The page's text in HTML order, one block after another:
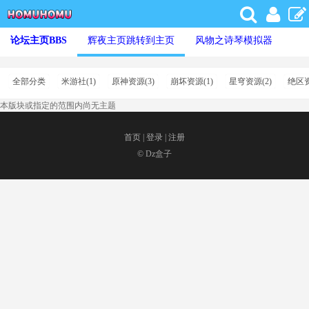
论坛主页BBS 辉夜主页跳转到主页 风物之诗琴模拟器
全部分类 米游社(1) 原神资源(3) 崩坏资源(1) 星穹资源(2) 绝区
本版块或指定的范围内尚无主题
首页 登录 注册
© Dz盒子